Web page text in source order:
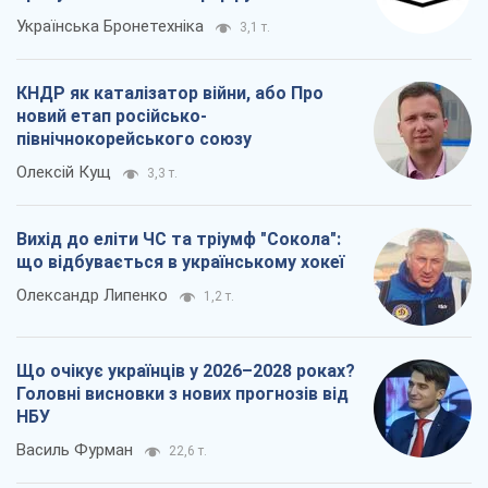
Українська Бронетехніка 3,1 т.
КНДР як каталізатор війни, або Про
новий етап російсько-
північнокорейського союзу
Олексій Кущ 3,3 т.
Вихід до еліти ЧС та тріумф "Сокола":
що відбувається в українському хокеї
Олександр Липенко 1,2 т.
Що очікує українців у 2026–2028 роках?
Головні висновки з нових прогнозів від
НБУ
Василь Фурман 22,6 т.